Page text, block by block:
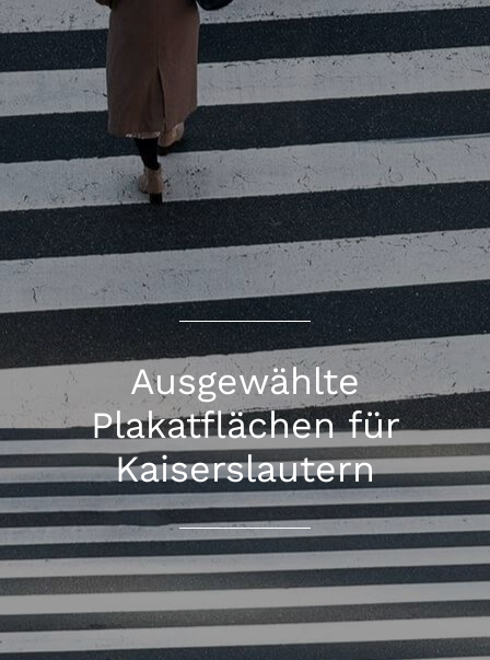
Ausgewählte
Plakatflächen für
Kaiserslautern